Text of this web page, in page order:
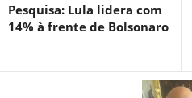
Pesquisa: Lula lidera com
14% à frente de Bolsonaro